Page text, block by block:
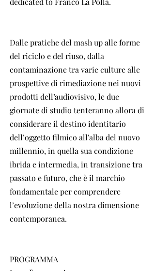
Dalle pratiche del mash up alle forme
del riciclo e del riuso, dalla
contaminazione tra varie culture alle
prospettive di rimediazione nei nuovi
prodotti dell’audiovisivo, le due
giornate di studio tenteranno allora di
considerare il destino identitario
dell’oggetto filmico all’alba del nuovo
millennio, in quella sua condizione
ibrida e intermedia, in transizione tra
passato e futuro, che è il marchio
fondamentale per comprendere
l’evoluzione della nostra dimensione
contemporanea.
PROGRAMMA